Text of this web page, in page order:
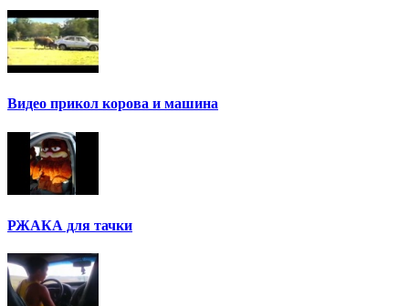
Видео прикол корова и машина
РЖАКА для тачки